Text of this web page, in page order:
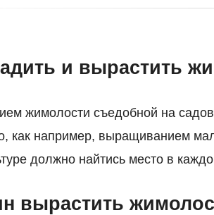
и вырастить
жимолости съедобной на
как например, выращиванием
должно найтись место в
вырастить